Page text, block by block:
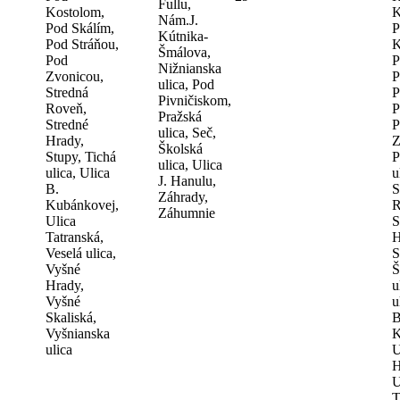
Kostolom,
Pod Skálím,
Pod Stráňou,
Pod
Zvonicou,
Stredná
Roveň,
Stredné
Hrady,
Stupy, Tichá
ulica, Ulica
B.
Kubánkovej,
Ulica
Tatranská,
Veselá ulica,
Vyšné
Hrady,
Vyšné
Skaliská,
Vyšnianska
ulica
Fullu,
Nám.J.
Kútnika-
Šmálova,
Nižnianska
ulica, Pod
Pivničiskom,
Pražská
ulica, Seč,
Školská
ulica, Ulica
J. Hanulu,
Záhrady,
Záhumnie